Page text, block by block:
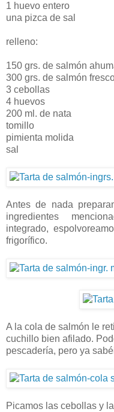
1 huevo entero
una pizca de sal
relleno:
150 grs. de salmón
300 grs. de salmón
3 cebollas
4 huevos
200 ml. de nata
tomillo
pimienta molida
sal
Antes de nada
ingredientes
integrado,
frigorífico.
A la cola de salmón le
cuchillo bien afilado.
pescadería, pero ya
Picamos las cebollas y